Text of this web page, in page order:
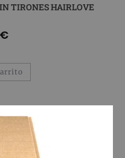
TIRONES HAIRLOVE
€